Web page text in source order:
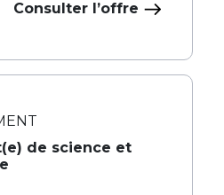
Consulter l’offre
de science et